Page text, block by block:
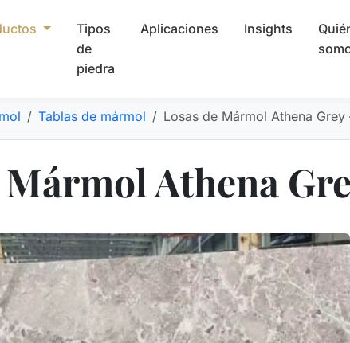
Tipos
de
piedra
Aplicaciones Insights
Tablas de mármol Losas de Mármol Athena Grey
Mármol Athena